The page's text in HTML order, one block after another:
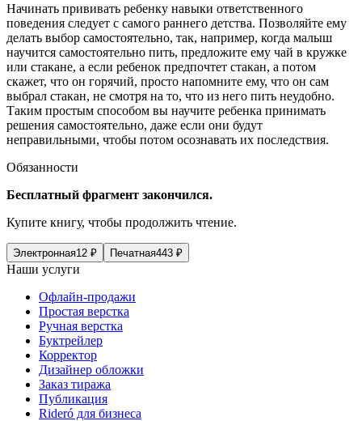
Начинать прививать ребенку навыки ответственного
поведения следует с самого раннего детства. Позволяйте ему
делать выбор самостоятельно, так, например, когда малыш
научится самостоятельно пить, предложите ему чай в кружке
или стакане, а если ребенок предпочтет стакан, а потом
скажет, что он горячий, просто напомните ему, что он сам
выбрал стакан, не смотря на то, что из него пить неудобно.
Таким простым способом вы научите ребенка принимать
решения самостоятельно, даже если они будут
неправильными, чтобы потом осознавать их последствия.
Обязанности
Бесплатный фрагмент закончился.
Купите книгу, чтобы продолжить чтение.
Электронная12 ₽ Печатная443 ₽
Наши услуги
Офлайн-продажи
Простая верстка
Ручная верстка
Буктрейлер
Корректор
Дизайнер обложки
Заказ тиража
Публикация
Rideró для бизнеса